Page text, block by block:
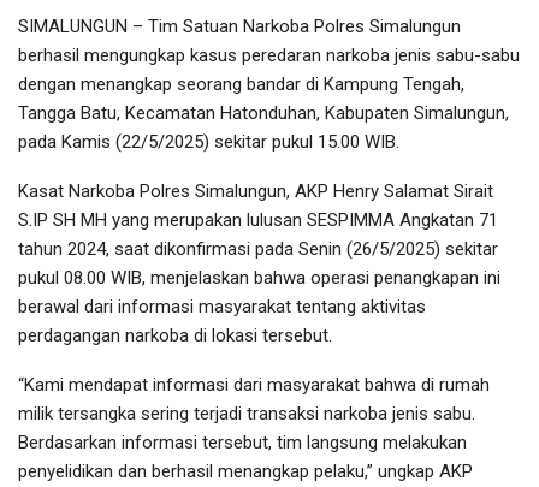
SIMALUNGUN – Tim Satuan Narkoba Polres Simalungun
berhasil mengungkap kasus peredaran narkoba jenis sabu-sabu
dengan menangkap seorang bandar di Kampung Tengah,
Tangga Batu, Kecamatan Hatonduhan, Kabupaten Simalungun,
pada Kamis (22/5/2025) sekitar pukul 15.00 WIB.
Kasat Narkoba Polres Simalungun, AKP Henry Salamat Sirait
S.IP SH MH yang merupakan lulusan SESPIMMA Angkatan 71
tahun 2024, saat dikonfirmasi pada Senin (26/5/2025) sekitar
pukul 08.00 WIB, menjelaskan bahwa operasi penangkapan ini
berawal dari informasi masyarakat tentang aktivitas
perdagangan narkoba di lokasi tersebut.
“Kami mendapat informasi dari masyarakat bahwa di rumah
milik tersangka sering terjadi transaksi narkoba jenis sabu.
Berdasarkan informasi tersebut, tim langsung melakukan
penyelidikan dan berhasil menangkap pelaku,” ungkap AKP